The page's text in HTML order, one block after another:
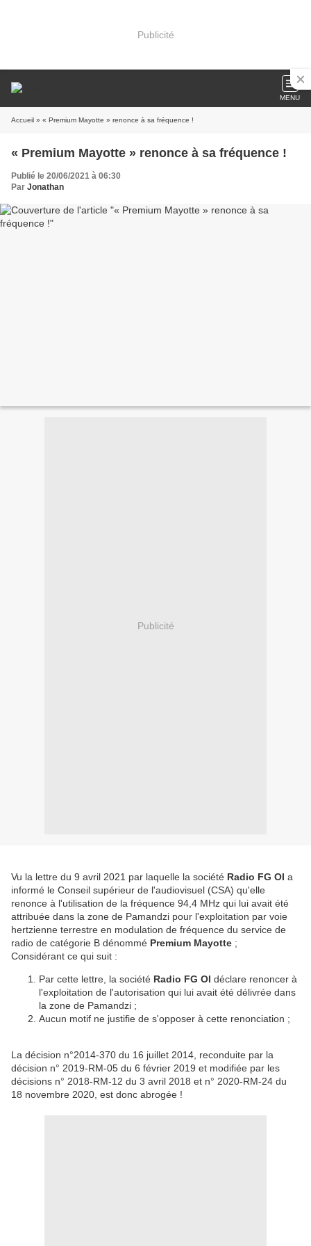
Publicité
MENU
Accueil » « Premium Mayotte » renonce à sa fréquence !
« Premium Mayotte » renonce à sa fréquence !
Publié le 20/06/2021 à 06:30
Par Jonathan
Publicité
Vu la lettre du 9 avril 2021 par laquelle la société Radio FG OI a
informé le Conseil supérieur de l'audiovisuel (CSA) qu'elle
renonce à l'utilisation de la fréquence 94,4 MHz qui lui avait été
attribuée dans la zone de Pamandzi pour l'exploitation par voie
hertzienne terrestre en modulation de fréquence du service de
radio de catégorie B dénommé Premium Mayotte ;
Considérant ce qui suit :
Par cette lettre, la société Radio FG OI déclare renoncer à
l'exploitation de l'autorisation qui lui avait été délivrée dans
la zone de Pamandzi ;
Aucun motif ne justifie de s'opposer à cette renonciation ;
La décision n°2014-370 du 16 juillet 2014, reconduite par la
décision n° 2019-RM-05 du 6 février 2019 et modifiée par les
décisions n° 2018-RM-12 du 3 avril 2018 et n° 2020-RM-24 du
18 novembre 2020, est donc abrogée !